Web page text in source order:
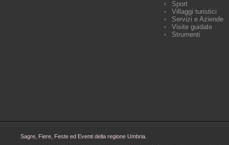
Sport
Villaggi turistici
Servizi e Aziende
Visite guidate
Strumenti
Sagre, Fiere, Feste ed Eventi della regione Umbria.